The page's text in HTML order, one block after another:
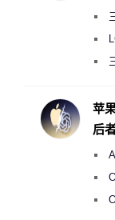
月
偷
度
苹
后
《